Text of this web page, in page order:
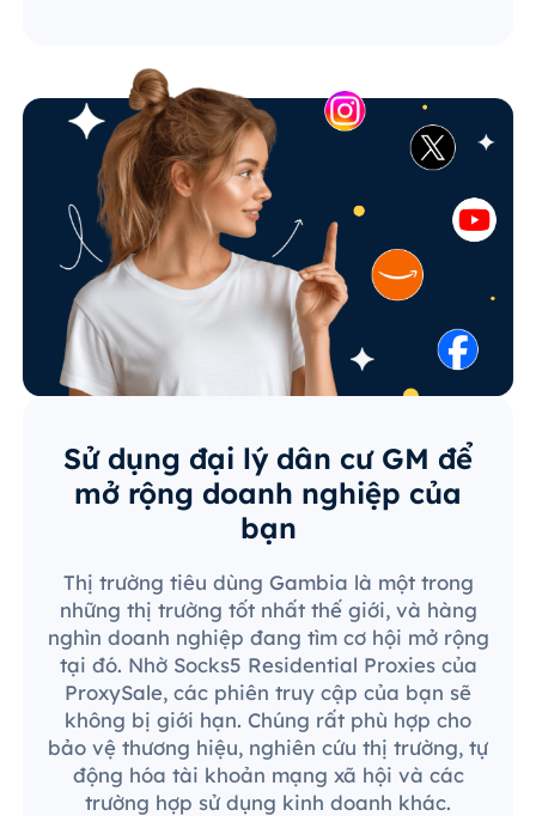
Sử dụng đại lý dân cư GM để
mở rộng doanh nghiệp của
bạn
Thị trường tiêu dùng Gambia là một trong
những thị trường tốt nhất thế giới, và hàng
nghìn doanh nghiệp đang tìm cơ hội mở rộng
tại đó. Nhờ Socks5 Residential Proxies của
ProxySale, các phiên truy cập của bạn sẽ
không bị giới hạn. Chúng rất phù hợp cho
bảo vệ thương hiệu, nghiên cứu thị trường, tự
động hóa tài khoản mạng xã hội và các
trường hợp sử dụng kinh doanh khác.